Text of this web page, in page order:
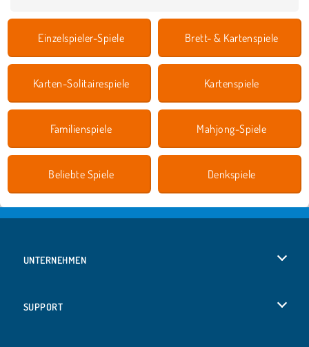
Einzelspieler-Spiele Brett- & Kartenspiele
Karten-Solitairespiele Kartenspiele
Familienspiele Mahjong-Spiele
Beliebte Spiele Denkspiele
UNTERNEHMEN
SUPPORT